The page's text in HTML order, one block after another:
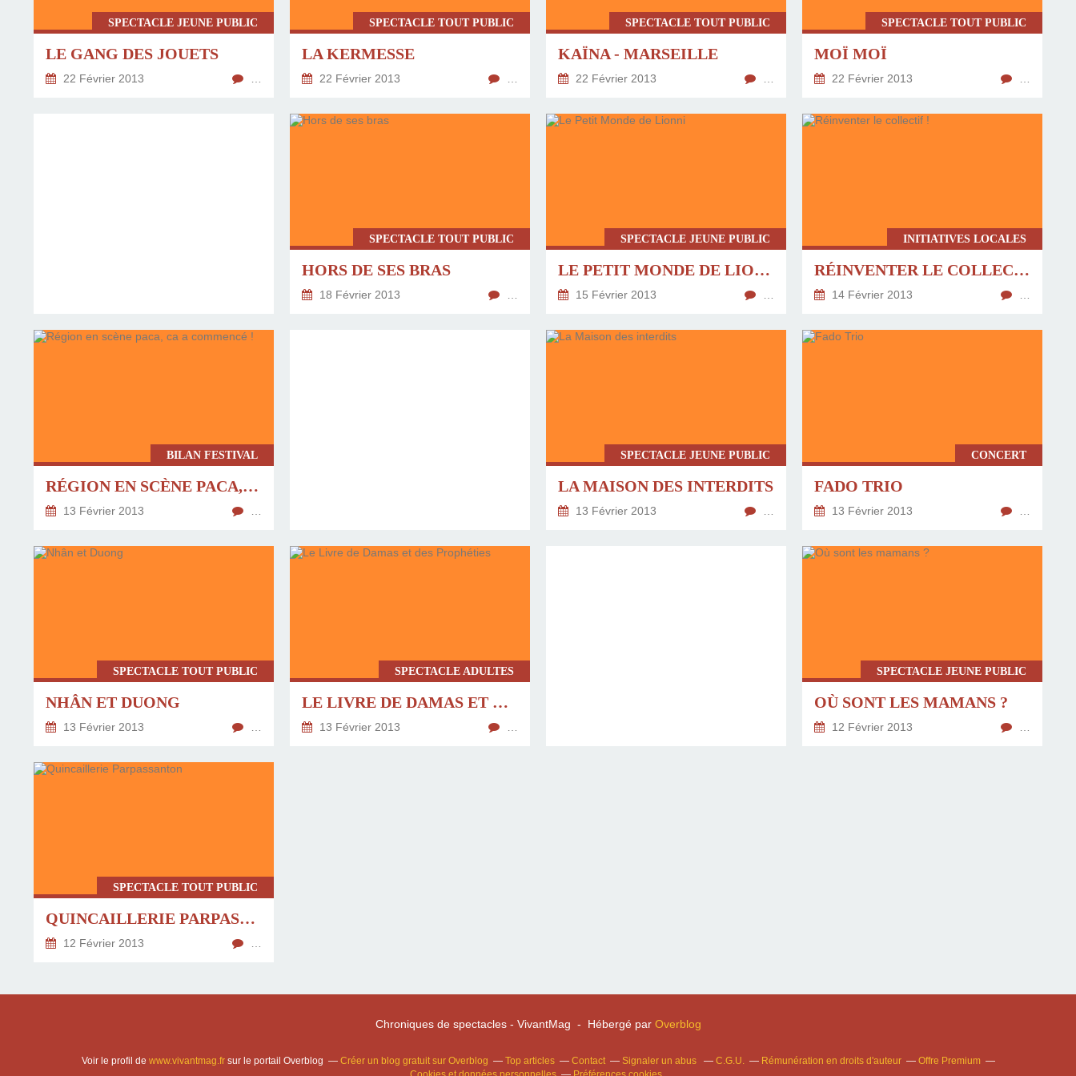
SPECTACLE JEUNE PUBLIC
LE GANG DES JOUETS
22 Février 2013
SPECTACLE TOUT PUBLIC
LA KERMESSE
22 Février 2013
SPECTACLE TOUT PUBLIC
KAÏNA - MARSEILLE
22 Février 2013
SPECTACLE TOUT PUBLIC
MOÏ MOÏ
22 Février 2013
SPECTACLE TOUT PUBLIC
HORS DE SES BRAS
18 Février 2013
SPECTACLE JEUNE PUBLIC
LE PETIT MONDE DE LIONNI
15 Février 2013
INITIATIVES LOCALES
RÉINVENTER LE COLLECTIF !
14 Février 2013
BILAN FESTIVAL
RÉGION EN SCÈNE PACA, CA A COMMENCÉ !
13 Février 2013
SPECTACLE JEUNE PUBLIC
LA MAISON DES INTERDITS
13 Février 2013
CONCERT
FADO TRIO
13 Février 2013
SPECTACLE TOUT PUBLIC
NHÂN ET DUONG
13 Février 2013
SPECTACLE ADULTES
LE LIVRE DE DAMAS ET DES PROPHÉTIES
13 Février 2013
SPECTACLE JEUNE PUBLIC
OÙ SONT LES MAMANS ?
12 Février 2013
SPECTACLE TOUT PUBLIC
QUINCAILLERIE PARPASSANTON
12 Février 2013
Chroniques de spectacles - VivantMag - Hébergé par Overblog
Voir le profil de www.vivantmag.frsur le portail Overblog Créer un blog gratuit sur Overblog Top articles Contact Signaler un abus C.G.U. Rémunération en droits d'auteur
Offre Premium